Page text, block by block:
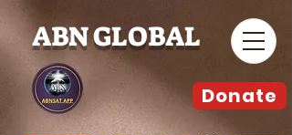
ABN GLOBAL
Donate